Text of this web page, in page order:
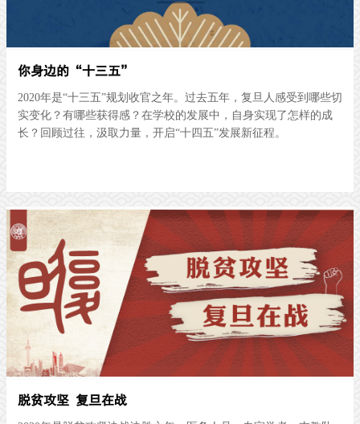
你身边的“十三五”
2020年是“十三五”规划收官之年。过去五年，复旦人感受到哪些切
实变化？有哪些获得感？在学校的发展中，自身实现了怎样的成
长？回顾过往，汲取力量，开启“十四五”发展新征程。
脱贫攻坚 复旦在战